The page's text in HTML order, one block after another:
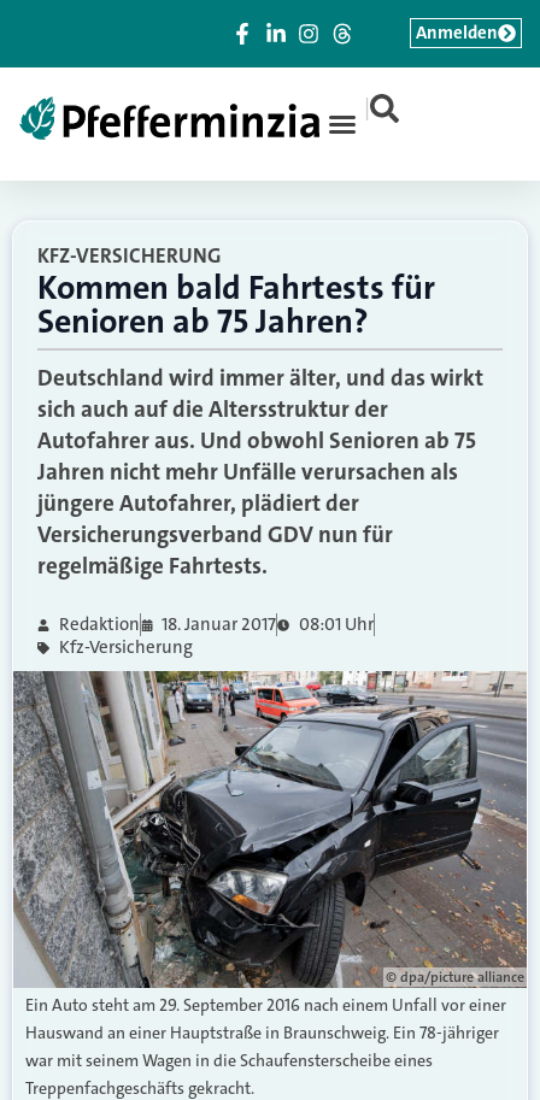
|
Anmelden
KFZ-VERSICHERUNG
Kommen bald Fahrtests für
Senioren ab 75 Jahren?
Deutschland wird immer älter, und das wirkt
sich auch auf die Altersstruktur der
Autofahrer aus. Und obwohl Senioren ab 75
Jahren nicht mehr Unfälle verursachen als
jüngere Autofahrer, plädiert der
Versicherungsverband GDV nun für
regelmäßige Fahrtests.
Redaktion 18. Januar 2017
08:01 Uhr
Kfz-Versicherung
© dpa/picture alliance
Ein Auto steht am 29. September 2016 nach einem Unfall vor einer
Hauswand an einer Hauptstraße in Braunschweig. Ein 78-jähriger
war mit seinem Wagen in die Schaufensterscheibe eines
Treppenfachgeschäfts gekracht.